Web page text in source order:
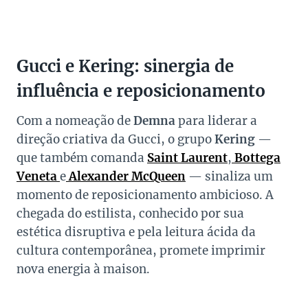
Gucci e Kering: sinergia de
influência e reposicionamento
Com a nomeação deDemnapara liderar a
direção criativa da Gucci, o grupoKering —
que também comanda Saint Laurent, Bottega
VenetaeAlexander McQueen — sinaliza um
momento de reposicionamento ambicioso. A
chegada do estilista, conhecido por sua
estética disruptiva e pela leitura ácida da
cultura contemporânea, promete imprimir
nova energia à maison.